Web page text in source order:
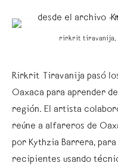
rirkrit tiravanija,
Rirkrit Tiravanija pasó
Oaxaca para aprender
región. El artista
reúne a alfareros de
por Kythzia Barrera,
recipientes usando